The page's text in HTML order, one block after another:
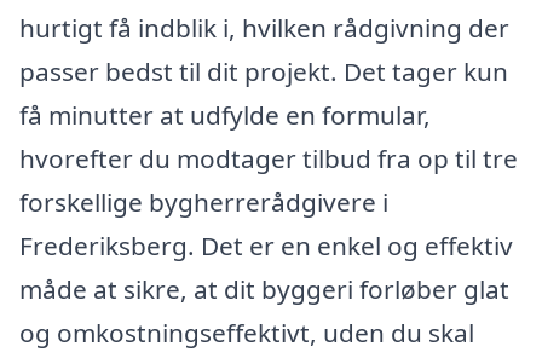
hurtigt få indblik i, hvilken rådgivning der
passer bedst til dit projekt. Det tager kun
få minutter at udfylde en formular,
hvorefter du modtager tilbud fra op til tre
forskellige bygherrerådgivere i
Frederiksberg. Det er en enkel og effektiv
måde at sikre, at dit byggeri forløber glat
og omkostningseffektivt, uden du skal